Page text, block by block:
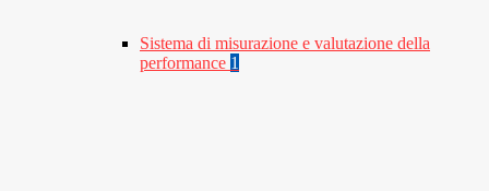
Sistema di misurazione e valutazione della
performance 1